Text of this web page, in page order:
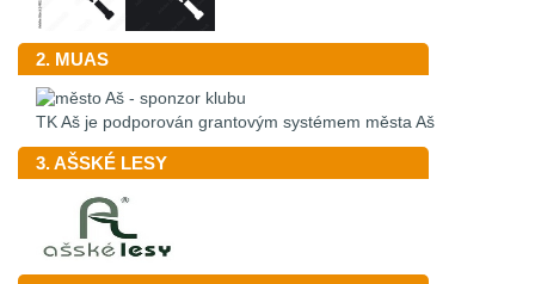
2. MUAS
TK Aš je podporován grantovým systémem města Aš
3. AŠSKÉ LESY